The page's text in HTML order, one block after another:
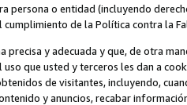
persona o entidad (incluyendo
de la Política contra la
precisa y adecuada y que, de otra
que usted y terceros les dan a
de visitantes, incluyendo,
y anuncios, recabar